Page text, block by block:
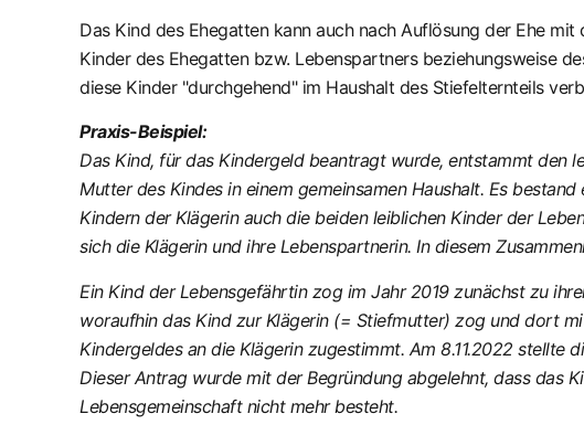
Das Kind des Ehegatten kann auch nach Auflösung der Ehe
Kinder des Ehegatten bzw. Lebenspartners beziehungsweise
diese Kinder "durchgehend" im Haushalt des Stiefelternteils
Praxis-Beispiel:
Das Kind, für das Kindergeld beantragt wurde, entstammt den
Mutter des Kindes in einem gemeinsamen Haushalt. Es
Kindern der Klägerin auch die beiden leiblichen Kinder der
sich die Klägerin und ihre Lebenspartnerin. In diesem
Ein Kind der Lebensgefährtin zog im Jahr 2019 zunächst zu
woraufhin das Kind zur Klägerin (= Stiefmutter) zog und dort
Kindergeldes an die Klägerin zugestimmt. Am 8.11.2022
Dieser Antrag wurde mit der Begründung abgelehnt, dass das
Lebensgemeinschaft nicht mehr besteht.